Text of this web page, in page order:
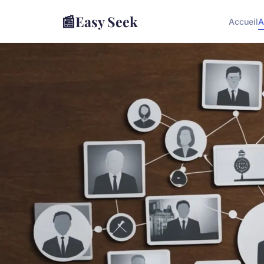
📰Easy Seek Accueil